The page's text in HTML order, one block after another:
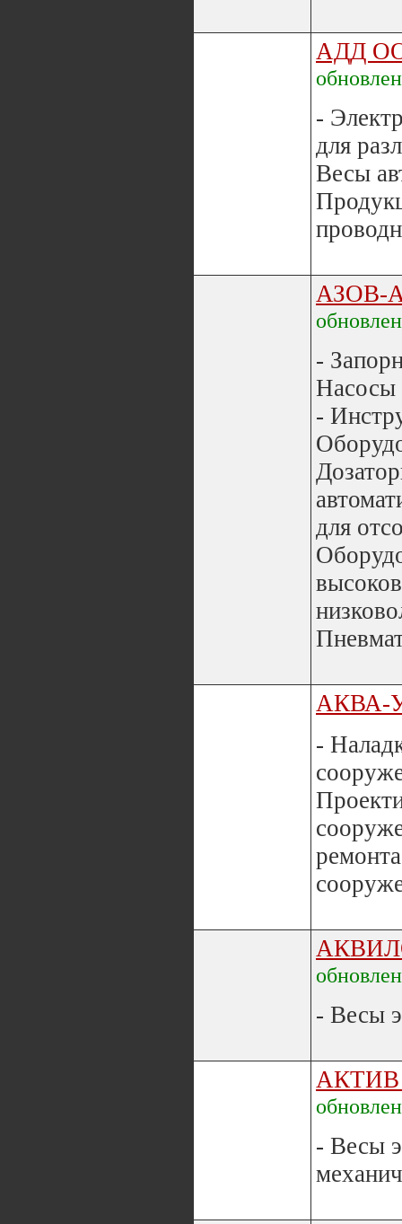
АДД
-
для
Весы
АЗОВ-
-
-
для
АКВА-
-
- Весы
- Весы